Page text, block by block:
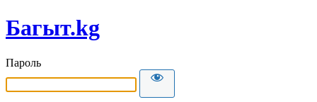
Багыт.kg
Пароль